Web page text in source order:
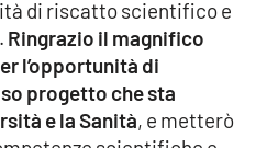
di riscatto scientifico e
Ringrazio il magnifico
l’opportunità di
progetto che sta
e la Sanità, e metterò